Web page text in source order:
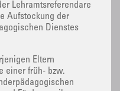
Lehramtsreferendare
Aufstockung der
Dienstes
Eltern
einer früh- bzw.